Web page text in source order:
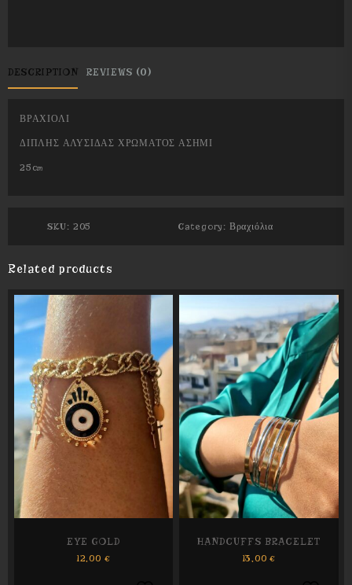
DESCRIPTION REVIEWS (0)
ΒΡΑΧΙΟΛΙ
ΔΙΠΛΗΣ ΑΛΥΣΙΔΑΣ ΧΡΩΜΑΤΟΣ ΑΣΗΜΙ
25cm
SKU: 205 Category: Βραχιόλια
Related products
EYE GOLD
12,00 €
HANDCUFFS BRACELET
13,00€